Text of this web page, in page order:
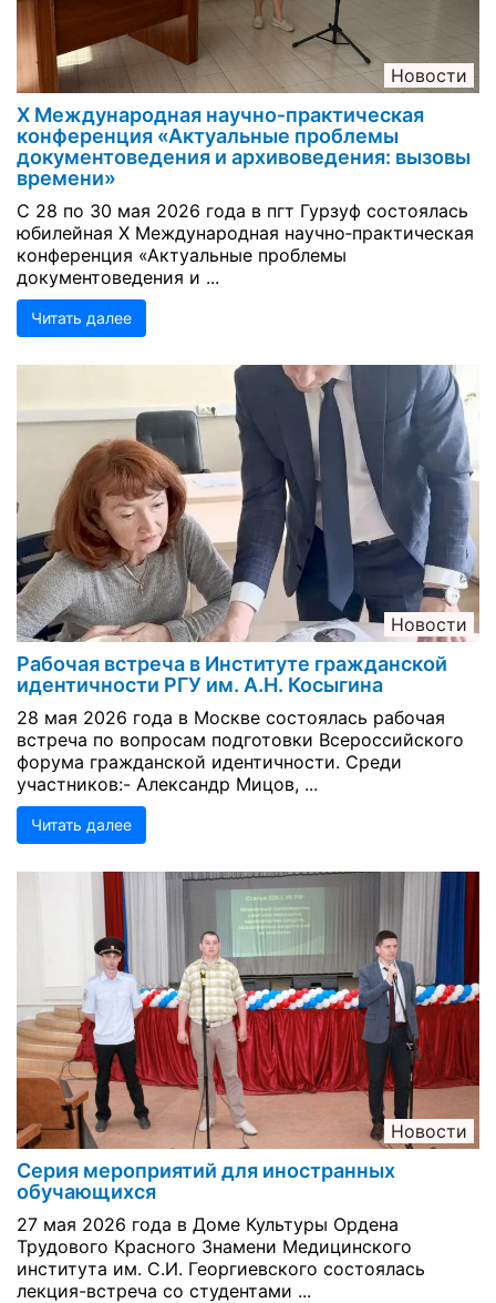
Новости
Х Международная научно‑практическая
конференция «Актуальные проблемы
документоведения и архивоведения: вызовы
времени»
С 28 по 30 мая 2026 года в пгт Гурзуф состоялась
юбилейная Х Международная научно‑практическая
конференция «Актуальные проблемы
документоведения и ...
Читать далее
Новости
Рабочая встреча в Институте гражданской
идентичности РГУ им. А.Н. Косыгина
28 мая 2026 года в Москве состоялась рабочая
встреча по вопросам подготовки Всероссийского
форума гражданской идентичности. Среди
участников:- Александр Мицов, ...
Читать далее
Новости
Серия мероприятий для иностранных
обучающихся
27 мая 2026 года в Доме Культуры Ордена
Трудового Красного Знамени Медицинского
института им. С.И. Георгиевского состоялась
лекция-встреча со студентами ...